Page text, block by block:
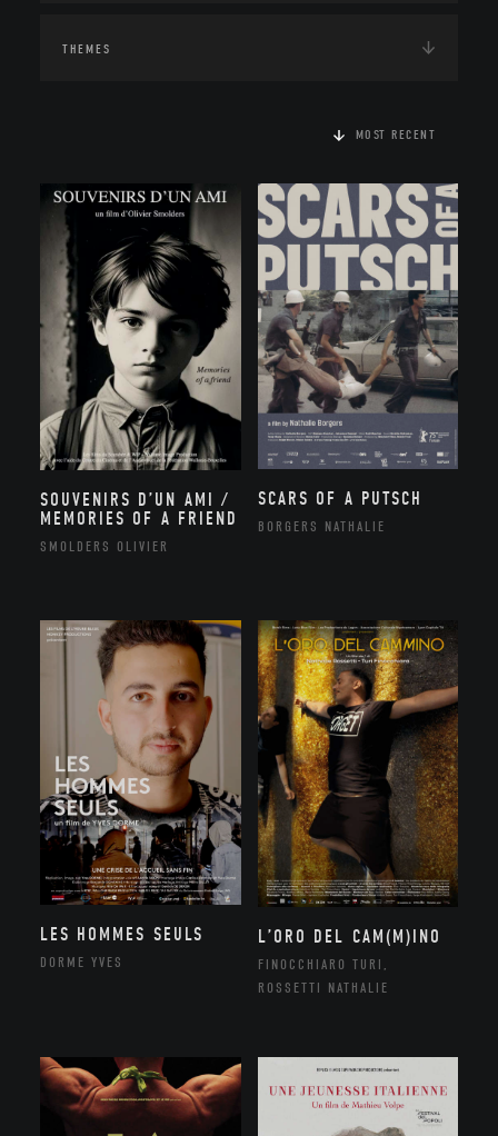
THEMES
MOST RECENT
SOUVENIRS D’UN AMI /
MEMORIES OF A FRIEND
SMOLDERS OLIVIER
SCARS OF A PUTSCH
BORGERS NATHALIE
LES HOMMES SEULS
DORME YVES
L’ORO DEL CAM(M)INO
FINOCCHIARO TURI,
ROSSETTI NATHALIE